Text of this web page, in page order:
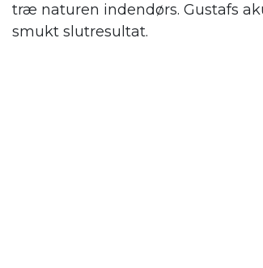
træ naturen indendørs. Gustafs
smukt slutresultat.